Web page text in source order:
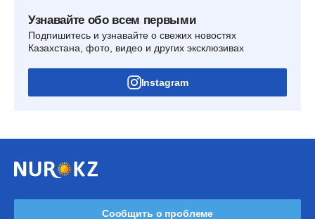
Узнавайте обо всем первыми
Подпишитесь и узнавайте о свежих новостях
Казахстана, фото, видео и других эксклюзивах
Instagram
Сообщить о проблеме